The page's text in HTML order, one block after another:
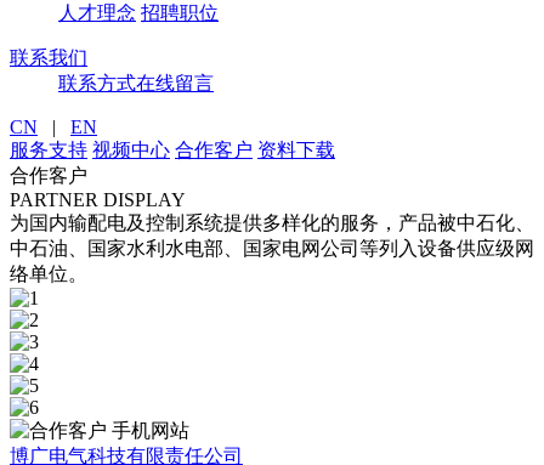
人才理念 招聘职位
联系我们
联系方式在线留言
CN | EN
服务支持 视频中心 合作客户 资料下载
合作客户
PARTNER DISPLAY
为国内输配电及控制系统提供多样化的服务，产品被中石化、
中石油、国家水利水电部、国家电网公司等列入设备供应级网
络单位。
手机网站
博广电气科技有限责任公司